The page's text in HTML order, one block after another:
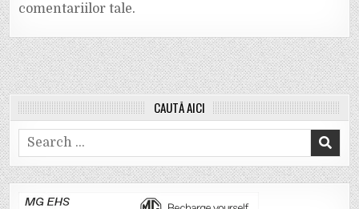
comentariilor tale.
CAUTĂ AICI
Search
for: